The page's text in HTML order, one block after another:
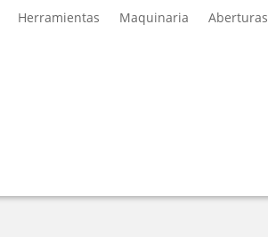
Herramientas Maquinaria Aberturas